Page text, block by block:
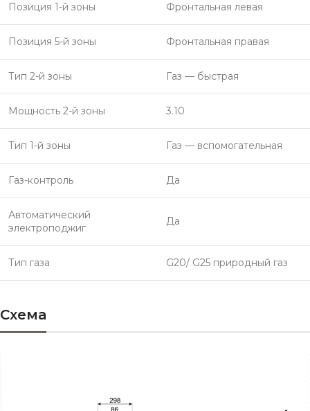
Позиция 1-й зоны Фронтальная левая
Позиция 5-й зоны Фронтальная правая
Тип 2-й зоны Газ — быстрая
Мощность 2-й зоны 3.10
Тип 1-й зоны Газ — вспомогательная
Газ-контроль Да
Автоматический
электроподжиг
Да
Тип газа G20/ G25 природный газ
Схема